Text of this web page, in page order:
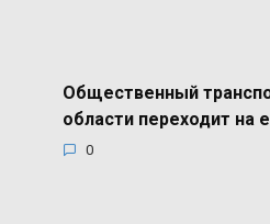
Общественный
области переходит на
0